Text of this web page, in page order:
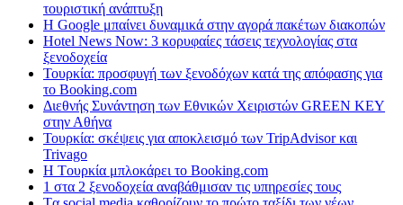
τουριστική ανάπτυξη
H Google μπαίνει δυναμικά στην αγορά πακέτων διακοπών
Hotel News Now: 3 κορυφαίες τάσεις τεχνολογίας στα
ξενοδοχεία
Τουρκία: προσφυγή των ξενοδόχων κατά της απόφασης για
το Booking.com
Διεθνής Συνάντηση των Εθνικών Χειριστών GREEN KEY
στην Αθήνα
Τουρκία: σκέψεις για αποκλεισμό των TripAdvisor και
Trivago
H Tουρκία μπλοκάρει το Booking.com
1 στα 2 ξενοδοχεία αναβάθμισαν τις υπηρεσίες τους